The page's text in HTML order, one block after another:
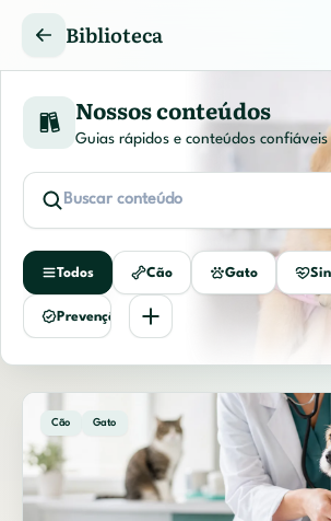
Biblioteca
Nossos conteúdos
Guias rápidos e conteúdos
Buscar conteúdo
Todos Cão Gato
Prevenção
Cão Gato